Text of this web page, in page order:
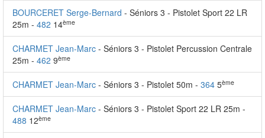
BOURCERET Serge-Bernard - Séniors 3 - Pistolet Sport 22 LR
25m - 482 14ème
CHARMET Jean-Marc - Séniors 3 - Pistolet Percussion Centrale
25m - 462 9ème
CHARMET Jean-Marc - Séniors 3 - Pistolet 50m - 364 5ème
CHARMET Jean-Marc - Séniors 3 - Pistolet Sport 22 LR 25m -
488 12ème